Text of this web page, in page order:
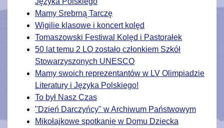
Mamy Srebrną Tarczę
Wigilie klasowe i koncert kolęd
Tomaszowski Festiwal Kolęd i Pastorałek
50 lat temu 2 LO zostało członkiem Szkół
Stowarzyszonych UNESCO
Mamy swoich reprezentantów w LV Olimpiadzie
Literatury i Języka Polskiego!
To był Nasz Czas
"Dzień Darczyńcy" w Archiwum Państwowym
Mikołajkowe spotkanie w Domu Dziecka